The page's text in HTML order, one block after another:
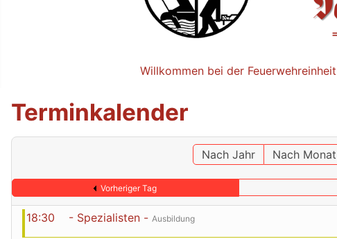
Willkommen bei der
Terminkalender
Nach Jahr Nach Monat
Vorheriger Tag
18:30 - Spezialisten - Ausbildung